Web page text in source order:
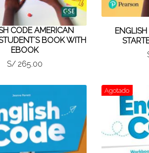
CODE AMERICAN
BOOK WITH
EBOOK
S/ 265.00
Agotado